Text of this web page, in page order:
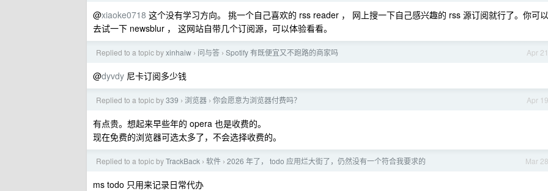
@xiaoke0718 这个没有学习方向。 挑一个自己喜欢的 rss reader ， 网上搜一下自己感兴趣的 rss 源订阅就行了。你可以
去试一下 newsblur ， 这网站自带几个订阅源，可以体验看看。
Apr 21
Replied to a topic byxinhaiw › 问与答 › Spotify 有既便宜又不跑路的商家吗
@dyvdy 尼卡订阅多少钱
Apr 19
Replied to a topic by339 › 浏览器 › 你会愿意为浏览器付费吗？
有点贵。想起来早些年的 opera 也是收费的。
现在免费的浏览器可选太多了，不会选择收费的。
Mar 28
Replied to a topic byTrackBack › 软件 › 2026 年了， todo 应用烂大街了，仍然没有一个符合我要求的
ms todo 只用来记录日常代办